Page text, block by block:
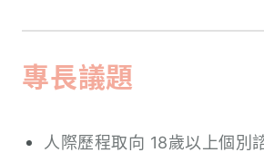
專長議題
人際歷程取向 18歲以上個別